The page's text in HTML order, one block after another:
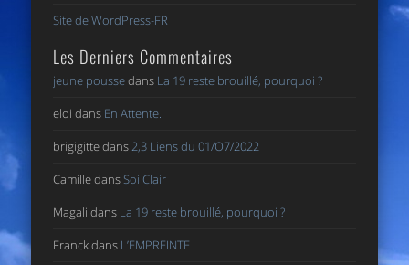
Site de WordPress-FR
Les Derniers Commentaires
jeune poussedans La 19 reste brouillé, pourquoi ?
eloi dans En Attente..
brigigittedans2,3 Liens du 01/O7/2022
CamilledansSoi Clair
Magali dans La 19 reste brouillé, pourquoi ?
Franckdans L’EMPREINTE